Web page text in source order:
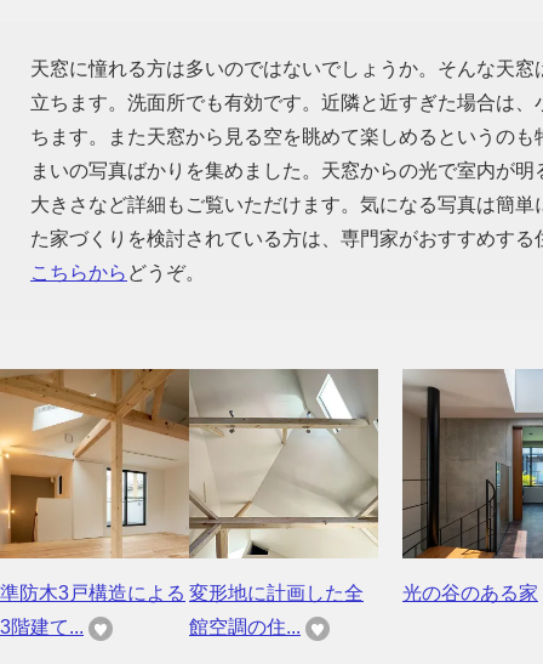
天窓に憧れる方は多いのではないでしょうか。そんな天
立ちます。洗面所でも有効です。近隣と近すぎた場合は
ちます。また天窓から見る空を眺めて楽しめるというの
まいの写真ばかりを集めました。天窓からの光で室内が
大きさなど詳細もご覧いただけます。気になる写真は簡
た家づくりを検討されている方は、専門家がおすすめす
こちらから どうぞ。
準防木3戸構造による
3階建て...
変形地に計画した全
館空調の住...
光の谷のある家